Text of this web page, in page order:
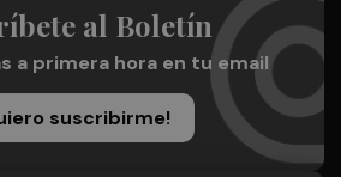
al Boletín
a primera hora en tu email
suscribirme!